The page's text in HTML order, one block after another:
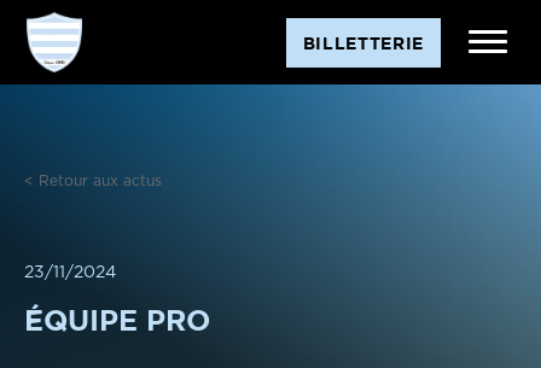
Aller
contenu
BILLETTERIE
< Retour aux actus
23/11/2024
ÉQUIPE PRO